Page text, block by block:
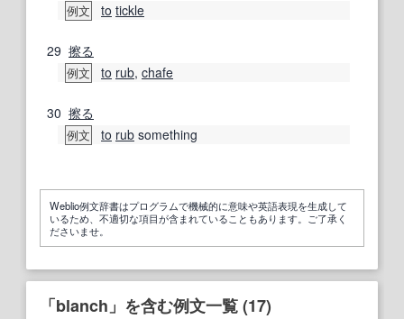
例文 to tickle
29 擦る
例文 to rub, chafe
30 擦る
例文 to rub something
Weblio例文辞書はプログラムで機械的に意味や英語表現を生成して
いるため、不適切な項目が含まれていることもあります。ご了承く
ださいませ。
「blanch」を含む例文一覧 (17)